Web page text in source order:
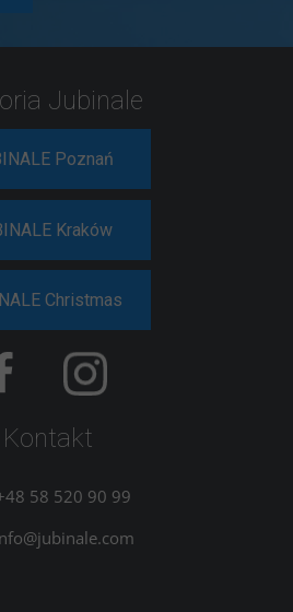
Jubinale
Kontakt
58 520 90 99
Christmas
Poznań
Kraków